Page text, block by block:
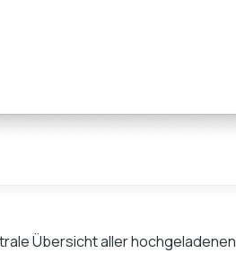
Übersicht aller hochgeladenen